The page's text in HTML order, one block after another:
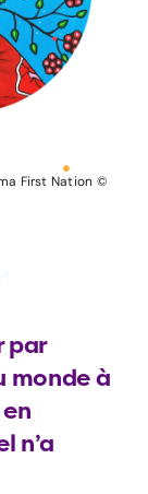
First Nation ©
par
monde à
n’a